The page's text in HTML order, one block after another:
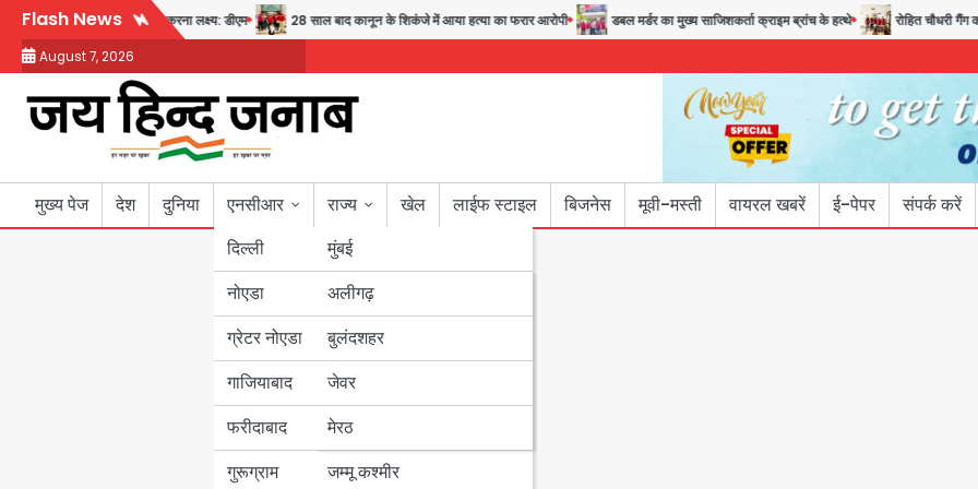
Skip
content
Flash News
अब पहला स्थान हासिल करना लक्ष्य: डीएम 28 साल बाद कानून के शिकंजे में आया हत्या का फरार आरोपी डबल मर्डर का मुख्य साजिशकर्ता क्राइम ब्रांच के हत्थे रोहित चौधरी गैंग का
August 7, 2026
मुख्य पेज देश दुनिया
एनसीआर
दिल्ली
नोएडा
ग्रेटर नोएडा
गाजियाबाद
फरीदाबाद
गुरूग्राम
राज्य
मुंबई
उत्तर प्रदेश
अलीगढ़
बुलंदशहर
जेवर
मेरठ
बिहार
पंजाब
हरियाणा
जम्मू कश्मीर
खेल लाईफ स्टाइल बिजनेस मूवी-मस्ती वायरल खबरें ई-पेपर संपर्क करें